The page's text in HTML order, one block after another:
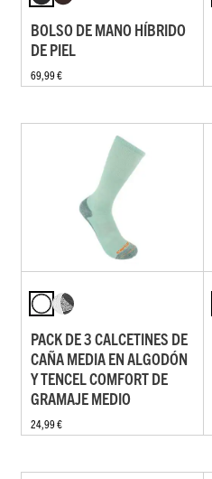
BOLSO DE MANO HÍBRIDO
DE PIEL
69,99 €
PACK DE 3 CALCETINES DE
CAÑA MEDIA EN ALGODÓN
Y TENCEL COMFORT DE
GRAMAJE MEDIO
24,99 €